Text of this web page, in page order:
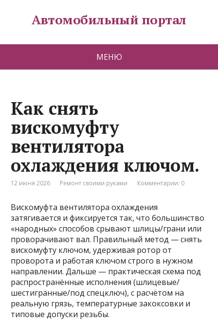
Автомобильный портал
МЕНЮ
Как снять
вискомуфту
вентилятора
охлаждения ключом.
12 июня 2026 Ремонт своими руками Комментарии: 0
Вискомуфта вентилятора охлаждения
затягивается и фиксируется так, что большинство
«народных» способов срывают шлицы/грани или
проворачивают вал. Правильный метод — снять
вискомуфту ключом, удерживая ротор от
проворота и работая ключом строго в нужном
направлении. Дальше — практическая схема под
распространённые исполнения (шлицевые/
шестигранные/под спецключ), с расчётом на
реальную грязь, температурные закоксовки и
типовые допуски резьбы.